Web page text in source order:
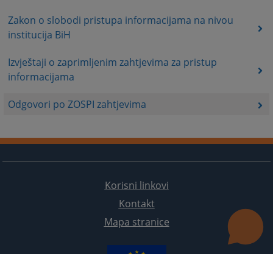
Zakon o slobodi pristupa informacijama na nivou
institucija BiH
Izvještaji o zaprimljenim zahtjevima za pristup
informacijama
Odgovori po ZOSPI zahtjevima
Korisni linkovi
Kontakt
Mapa stranice